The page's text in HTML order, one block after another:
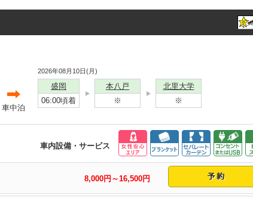
車中泊
2026年08月10日(月)
盛岡
06:00頃着
本八戸
※
北里大学
※
車内設備・サービス
8,000円～16,500円